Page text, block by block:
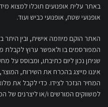
באתר עלית אופנועים תוכלו למצוא
אופנועי שטח, אופנועי כביש ועוד.
האתר הוקם מיוזמה אישית, ובין
המפורסמים בו ולאפשר ערוץ לקבלת
שניתן נכון ליום כתיבתו, ומבוסס על
איננו מייצג בהכרח את השירות,
המחיר הנזכר לצידו. כדי לקבל את
למשווקים המורשים ו/או ליצרנים של